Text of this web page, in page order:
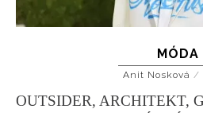
MÓDA
Anit Nosková /
OUTSIDER, ARCHITEKT,